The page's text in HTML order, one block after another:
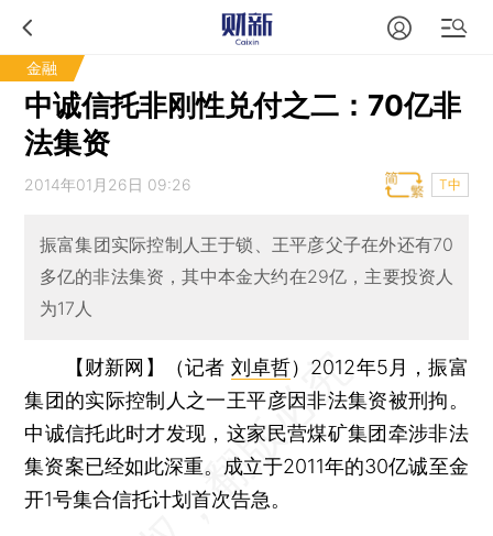
金融
中诚信托非刚性兑付之二：70亿非
法集资
2014年01月26日 09:26 T中
振富集团实际控制人王于锁、王平彦父子在外还有70
多亿的非法集资，其中本金大约在29亿，主要投资人
为17人
【财新网】（记者 刘卓哲） 2012年5月，振富
集团的实际控制人之一王平彦因非法集资被刑拘。
中诚信托此时才发现，这家民营煤矿集团牵涉非法
集资案已经如此深重。成立于2011年的30亿诚至金
开1号集合信托计划首次告急。